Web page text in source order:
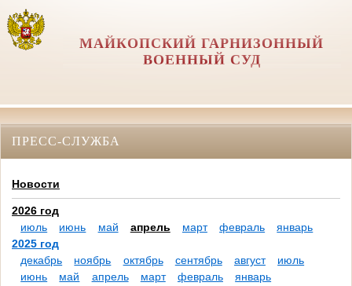
МАЙКОПСКИЙ ГАРНИЗОННЫЙ
ВОЕННЫЙ СУД
ПРЕСС-СЛУЖБА
Новости
2026 год
июль
июнь май апрель март февраль
январь
2025 год
декабрь
ноябрь октябрь сентябрь август
июль
июнь
май апрель март февраль
январь